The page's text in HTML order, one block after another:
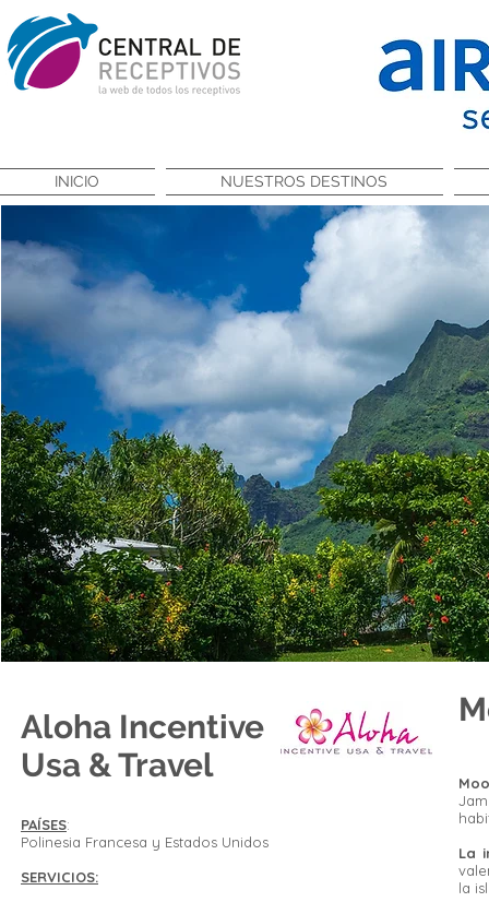
INICIO NUESTROS DESTINOS
Aloha Incentive
Usa & Travel
PAÍSES:
Polinesia Francesa y Estados Unidos
SERVICIOS:
La
la